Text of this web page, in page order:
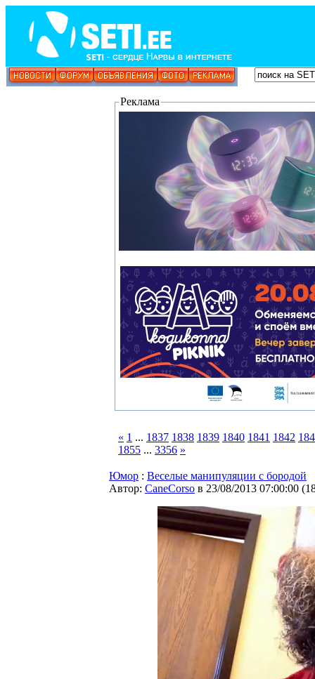
Реклама
« 1 ... 1837 1838 1839 1840 1841 1842
1855 ... 3356 »
Юмор : Веселые манипуляции с бородой
Автор: CaneCorso в 23/08/2013 07:00:00 (